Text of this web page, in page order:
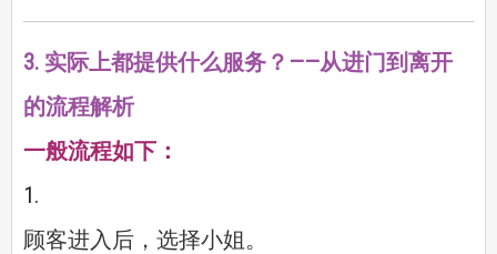
3. 实际上都提供什么服务？——从进门到离开
的流程解析
一般流程如下：
顾客进入后，选择小姐。